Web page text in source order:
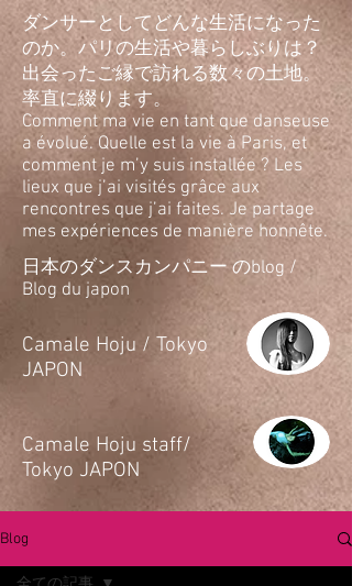
ダンサーとしてどんな生活になった
のか。パリの生活や暮らしぶりは？
出会ったご縁で訪れる数々の土地。
率直に綴ります。
Comment ma vie en tant que danseuse
a évolué. Quelle est la vie à Paris, et
comment je m’y suis installée ? Les
lieux que j’ai visités grâce aux
rencontres que j’ai faites. Je partage
mes expériences de manière honnête.
日本のダンスカンパニー のblog /
Blog du japon
​Camale Hoju / Tokyo
JAPON
​Camale Hoju staff/
Tokyo JAPON
Blog